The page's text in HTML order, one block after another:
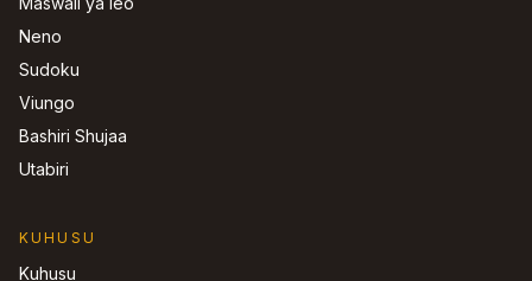
Neno
Sudoku
Viungo
Bashiri Shujaa
Utabiri
KUHUSU
Kuhusu